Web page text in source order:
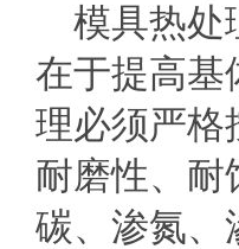
模具热处
在于提高基
理必须严格
耐磨性、耐
碳、渗氮、